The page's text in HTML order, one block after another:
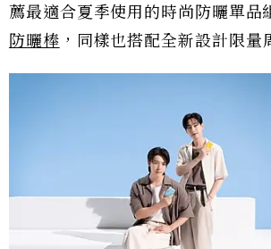
薦最適合夏季使用的時尚防曬單品
防曬棒 ，同樣也搭配全新設計限量